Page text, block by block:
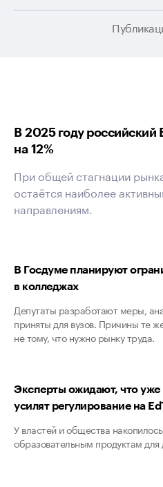
В 2025 году российский
на 12%
При общей стагнации
остаётся наиболее
направлениям.
В Госдуме планируют
в колледжах
Депутаты разработают меры,
приняты для вузов. Причины те
не тому, что нужно рынку труда.
Эксперты ожидают, что
усилят регулирование на
У властей и общества
образовательным продуктам для